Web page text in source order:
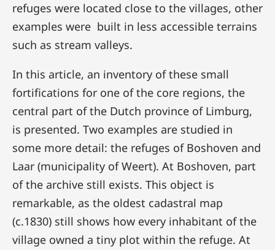
refuges were located close to the villages, other
examples were built in less accessible terrains
such as stream valleys.
In this article, an inventory of these small
fortifications for one of the core regions, the
central part of the Dutch province of Limburg,
is presented. Two examples are studied in
some more detail: the refuges of Boshoven and
Laar (municipality of Weert). At Boshoven, part
of the archive still exists. This object is
remarkable, as the oldest cadastral map
(c.1830) still shows how every inhabitant of the
village owned a tiny plot within the refuge. At